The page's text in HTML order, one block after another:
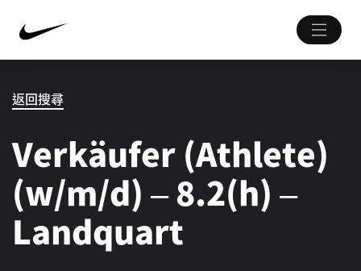
返回搜尋
Verkäufer (Athlete)
(w/m/d) – 8.2(h) –
Landquart